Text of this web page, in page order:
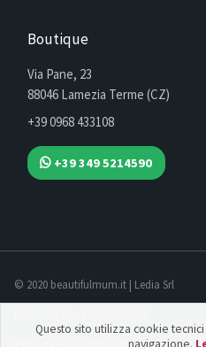
Boutique
Via Pane, 23
88046 Lamezia Terme (CZ)
+39 0968 433108
+39 349 5214590
© 2020 beautifulmum.it | Ledia Srl
Questo sito utilizza cookie
navigazione.